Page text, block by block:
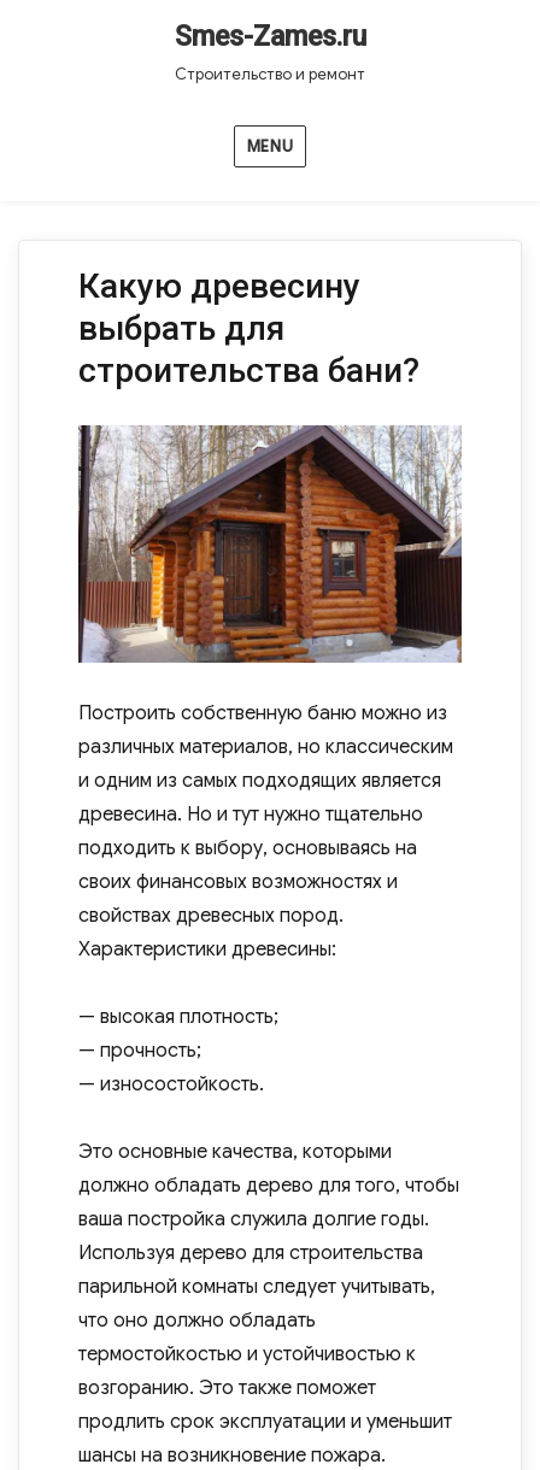
Smes-Zames.ru
Строительство и ремонт
MENU
Какую древесину
выбрать для
строительства бани?
Построить собственную баню можно из
различных материалов, но классическим
и одним из самых подходящих является
древесина. Но и тут нужно тщательно
подходить к выбору, основываясь на
своих финансовых возможностях и
свойствах древесных пород.
Характеристики древесины:
— высокая плотность;
— прочность;
— износостойкость.
Это основные качества, которыми
должно обладать дерево для того, чтобы
ваша постройка служила долгие годы.
Используя дерево для строительства
парильной комнаты следует учитывать,
что оно должно обладать
термостойкостью и устойчивостью к
возгоранию. Это также поможет
продлить срок эксплуатации и уменьшит
шансы на возникновение пожара.